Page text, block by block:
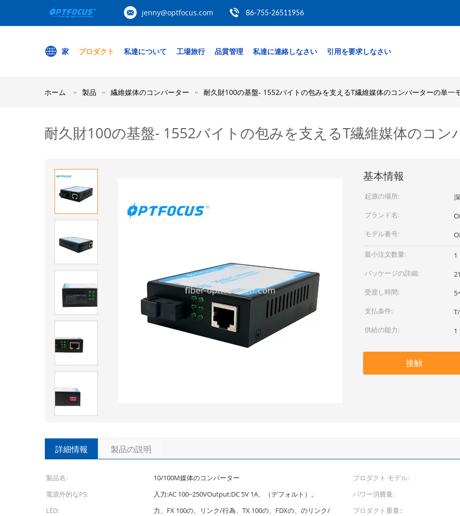
jenny@optfocus.com 86-755-26511956
家 プロダクト 私達について 工場旅行 品質管理 私達に連絡しなさい 引用を要求しなさい
ホーム 製品 繊維媒体のコンバーター 耐久財100の基盤- 1552バイトの包みを支えるT繊維媒体のコンバーターの単一
耐久財100の基盤- 1552バイトの包みを支えるT繊維媒体のコン
基本情報
起源の場所:
ブランド名:
モデル番号:
最小注文数量:
1
パッケージの詳細:
受渡し時間:
5
支払条件:
供給の能力:
1
接触
詳細情報 製品の説明
製品名: 10/100M媒体のコンバーター プロダクト モデル:
電源外的なPS:
入力:AC 100~250VOutput:DC 5V 1A、（デフォルト）。 パワー消費量:
LED:
力、FX 100の、リンク/行為、TX 100の、FDXの、のリンク/
プロダクト重量::